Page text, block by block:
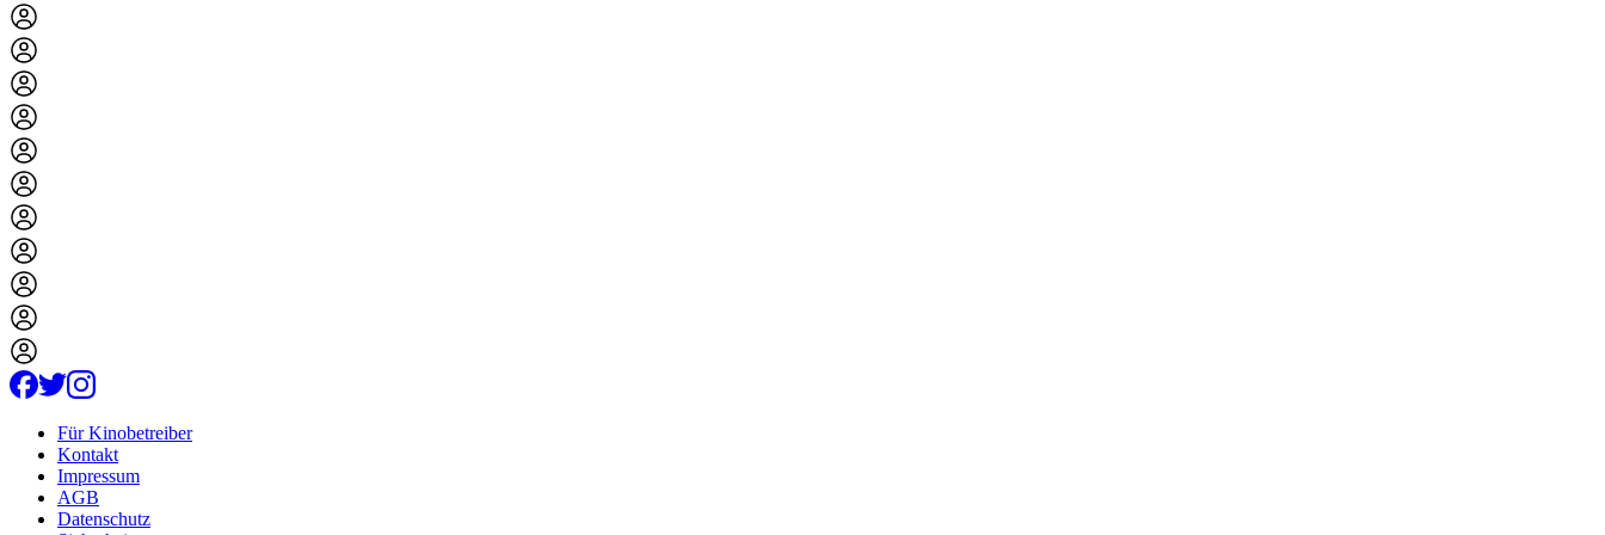
Für Kinobetreiber
Kontakt
Impressum
AGB
Datenschutz